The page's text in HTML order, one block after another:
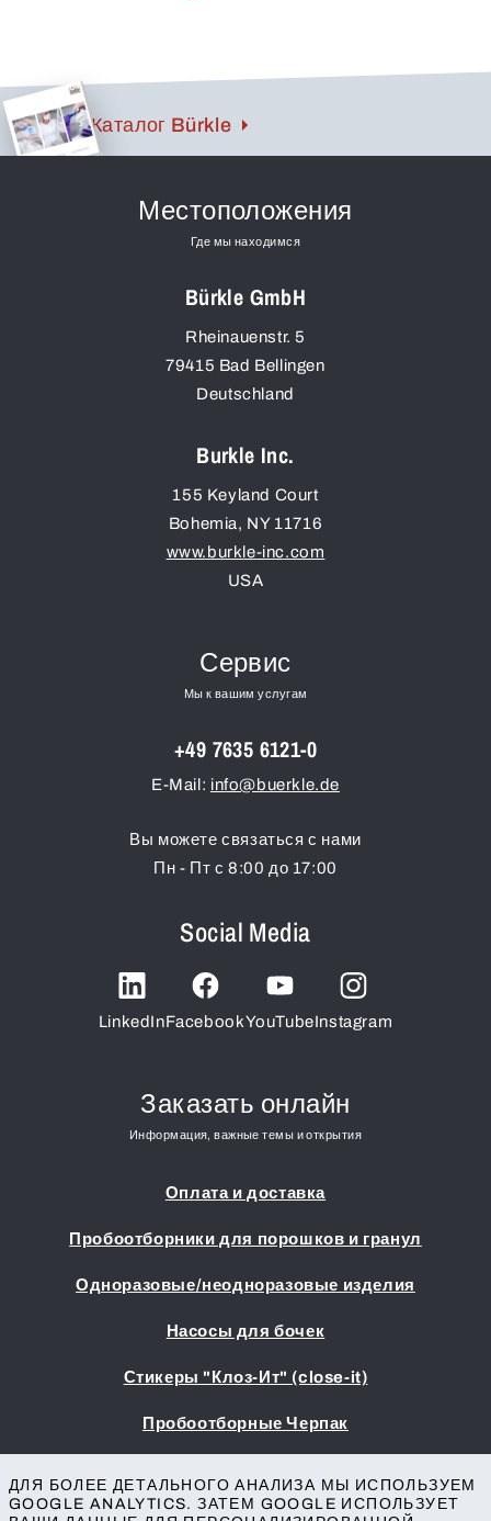
Каталог Bürkle
Местоположения
Где мы находимся
Bürkle GmbH
Rheinauenstr. 5
79415 Bad Bellingen
Deutschland
Burkle Inc.
155 Keyland Court
Bohemia, NY 11716
www.burkle-inc.com
USA
Сервис
Мы к вашим услугам
+49 7635 6121-0
E-Mail: info@buerkle.de
Вы можете связаться с нами
Пн - Пт с 8:00 до 17:00
Social Media
LinkedInFacebookYouTubeInstagram
Заказать онлайн
Информация, важные темы и открытия
Оплата и доставка
Пробоотборники для порошков и гранул
Одноразовые/неодноразовые изделия
Насосы для бочек
Стикеры "Клоз-Ит" (close-it)
Пробоотборные Черпак
Условия заключения сделок
ДЛЯ БОЛЕЕ ДЕТАЛЬНОГО АНАЛИЗА МЫ ИСПОЛЬЗУЕМ
GOOGLE ANALYTICS. ЗАТЕМ GOOGLE ИСПОЛЬЗУЕТ